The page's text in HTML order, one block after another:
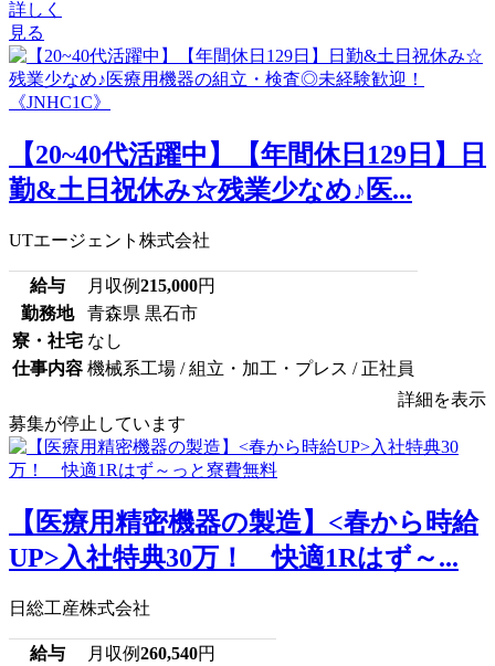
詳しく
見る
【20~40代活躍中】【年間休日129日】日
勤&土日祝休み☆残業少なめ♪医...
UTエージェント株式会社
給与 月収例215,000円
勤務地
青森県 黒石市
寮・社宅 なし
仕事内容 機械系工場 / 組立・加工・プレス / 正社員
詳細を表示
募集が停止しています
【医療用精密機器の製造】<春から時給
UP>入社特典30万！ 快適1Rはず～...
日総工産株式会社
給与 月収例260,540円